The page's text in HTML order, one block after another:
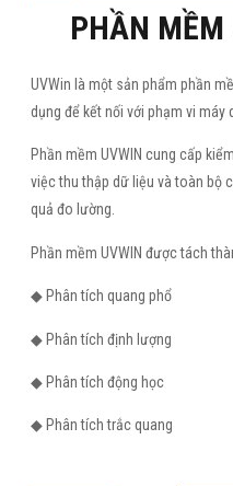
PHẦN
UVWin là một sản phẩm phần
dụng để kết nối với phạm vi máy
Phần mềm UVWIN cung cấp
việc thu thập dữ liệu và toàn bộ
quả đo lường.
Phần mềm UVWIN được tách
◆ Phân tích quang phổ
◆ Phân tích định lượng
◆ Phân tích động học
◆ Phân tích trắc quang